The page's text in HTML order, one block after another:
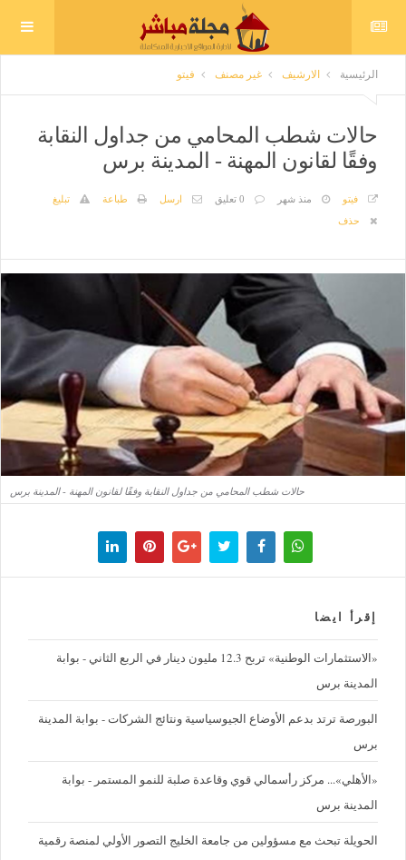
الرئيسية الارشيف غير مصنف فيتو
حالات شطب المحامي من جداول النقابة
وفقًا لقانون المهنة - المدينة برس
فيتو منذ شهر 0 تعليق ارسل طباعة
تبليغ
حذف
حالات شطب المحامي من جداول النقابة وفقًا لقانون المهنة - المدينة برس
إقرأ ايضا
«الاستثمارات الوطنية» تربح 12.3 مليون دينار في الربع الثاني - بوابة
المدينة برس
البورصة ترتد بدعم الأوضاع الجيوسياسية ونتائج الشركات - بوابة المدينة
برس
«الأهلي»... مركز رأسمالي قوي وقاعدة صلبة للنمو المستمر - بوابة
المدينة برس
الحويلة تبحث مع مسؤولين من جامعة الخليج التصور الأولي لمنصة رقمية